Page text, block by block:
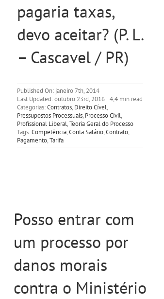
pagaria taxas,
devo aceitar? (P. L.
– Cascavel / PR)
Published On: janeiro 7th, 2014
Last Updated: outubro 23rd, 2016
4,4 min read
Categorias:Contratos, Direito Cível,
Pressupostos Processuais, Processo Civil,
Profissional Liberal,Teoria Geral do Processo
Tags:Competência,Conta Salário,Contrato,
Pagamento,Tarifa
Posso entrar com
um processo por
danos morais
contra o Ministério